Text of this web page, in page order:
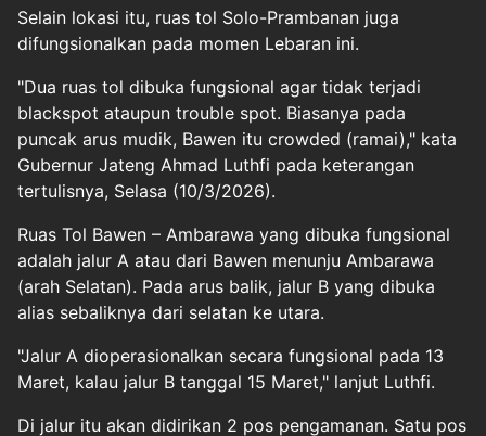
Selain lokasi itu, ruas tol Solo-Prambanan juga
difungsionalkan pada momen Lebaran ini.
"Dua ruas tol dibuka fungsional agar tidak terjadi
blackspot ataupun trouble spot. Biasanya pada
puncak arus mudik, Bawen itu crowded (ramai)," kata
Gubernur Jateng Ahmad Luthfi pada keterangan
tertulisnya, Selasa (10/3/2026).
Ruas Tol Bawen – Ambarawa yang dibuka fungsional
adalah jalur A atau dari Bawen menunju Ambarawa
(arah Selatan). Pada arus balik, jalur B yang dibuka
alias sebaliknya dari selatan ke utara.
"Jalur A dioperasionalkan secara fungsional pada 13
Maret, kalau jalur B tanggal 15 Maret," lanjut Luthfi.
Di jalur itu akan didirikan 2 pos pengamanan. Satu pos